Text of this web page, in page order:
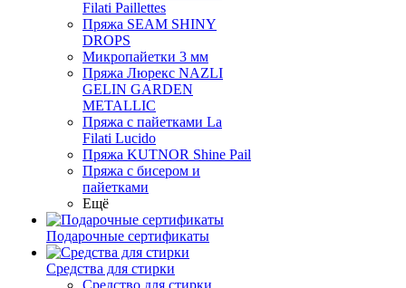
Filati Paillettes
Пряжа SEAM SHINY
DROPS
Микропайетки 3 мм
Пряжа Люрекс NAZLI
GELIN GARDEN
METALLIC
Пряжа с пайетками La
Filati Lucido
Пряжа KUTNOR Shine Pail
Пряжа с бисером и
пайетками
Ещё
Подарочные сертификаты
Средства для стирки
Средство для стирки